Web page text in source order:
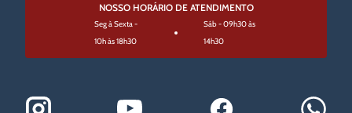
NOSSO HORÁRIO DE ATENDIMENTO
Seg à Sexta -
10h às 18h30
Sáb - 09h30 às
14h30